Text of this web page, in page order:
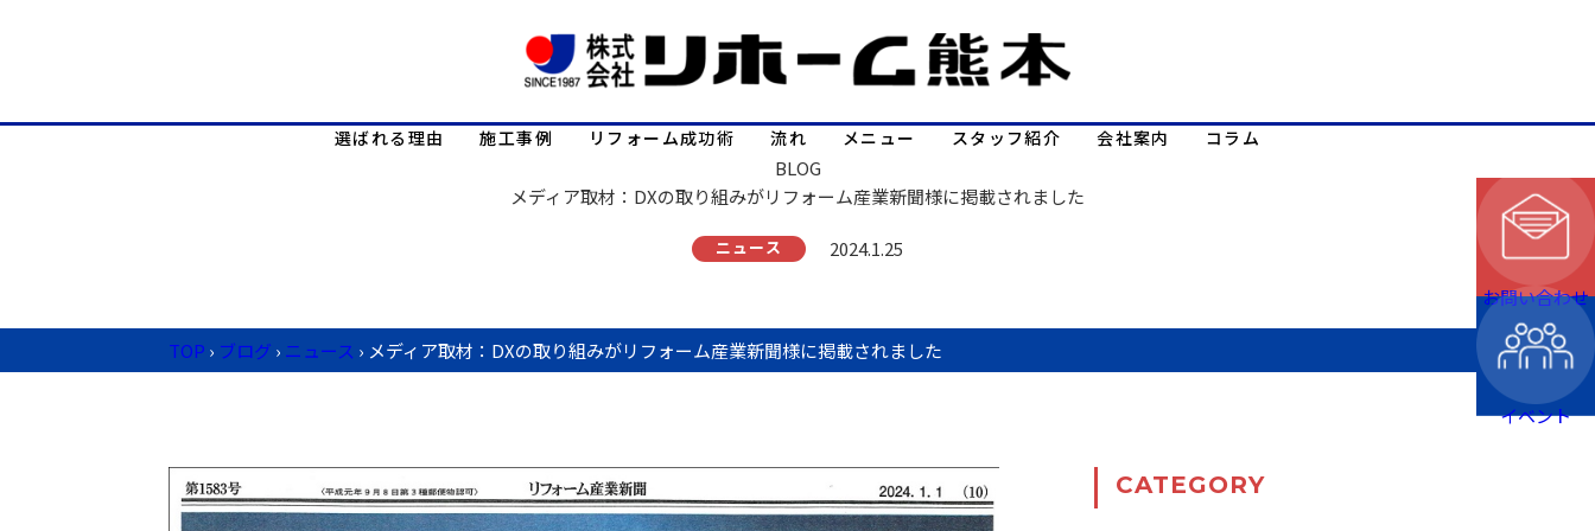
選ばれる理由 施工事例 リフォーム成功術 流れ メニュー スタッフ紹介 会社案内 コラム
BLOG
メディア取材：DXの取り組みがリフォーム産業新聞様に掲載されました
ニュース 2024.1.25
TOP › ブログ › ニュース › メディア取材：DXの取り組みがリフォーム産業新聞様に掲載されました
CATEGORY
お問い合わせ
イベント